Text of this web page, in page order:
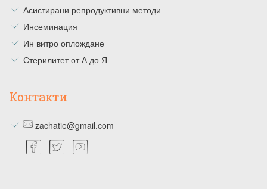
Асистирани репродуктивни методи
Инсеминация
Ин витро оплождане
Стерилитет от А до Я
Контакти
zachatie@gmail.com